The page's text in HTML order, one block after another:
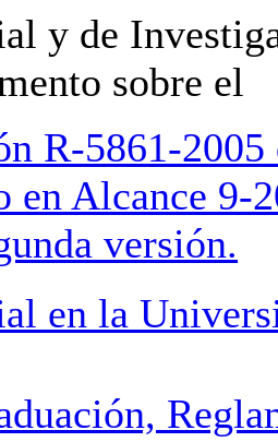
y de
sobre el
R-5861-
en Alcance 9-
versión.
en la